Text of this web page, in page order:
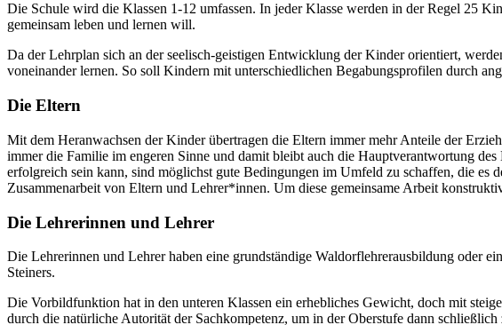
Die Schule wird die Klassen 1-12 umfassen. In jeder Klasse werden in der Regel 25
gemeinsam leben und lernen will.
Da der Lehrplan sich an der seelisch-geistigen Entwicklung der Kinder orientiert,
voneinander lernen. So soll Kindern mit unterschiedlichen Begabungsprofilen durch
Die Eltern
Mit dem Heranwachsen der Kinder übertragen die Eltern immer mehr Anteile der
immer die Familie im engeren Sinne und damit bleibt auch die Hauptverantwortung
erfolgreich sein kann, sind möglichst gute Bedingungen im Umfeld zu schaffen, die es
Zusammenarbeit von Eltern und Lehrer*innen. Um diese gemeinsame Arbeit
Die Lehrerinnen und Lehrer
Die Lehrerinnen und Lehrer haben eine grundständige Waldorflehrerausbildung oder
Steiners.
Die Vorbildfunktion hat in den unteren Klassen ein erhebliches Gewicht, doch mit
durch die natürliche Autorität der Sachkompetenz, um in der Oberstufe dann